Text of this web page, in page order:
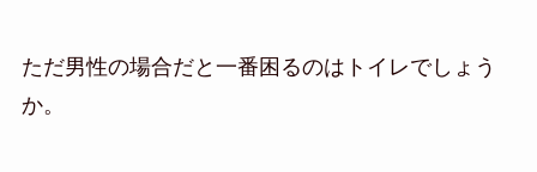
ただ男性の場合だと一番困るのはトイレでしょう
か。